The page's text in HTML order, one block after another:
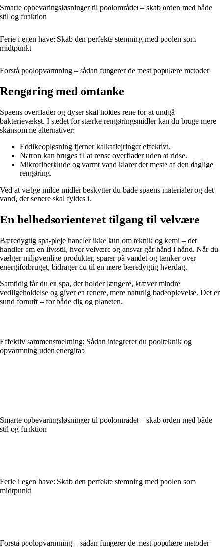
Smarte opbevaringsløsninger til poolområdet – skab orden med både
stil og funktion
Ferie i egen have: Skab den perfekte stemning med poolen som
midtpunkt
Forstå poolopvarmning – sådan fungerer de mest populære metoder
Rengøring med omtanke
Spaens overflader og dyser skal holdes rene for at undgå
bakterievækst. I stedet for stærke rengøringsmidler kan du bruge mere
skånsomme alternativer:
Eddikeopløsning fjerner kalkaflejringer effektivt.
Natron kan bruges til at rense overflader uden at ridse.
Mikrofiberklude og varmt vand klarer det meste af den daglige
rengøring.
Ved at vælge milde midler beskytter du både spaens materialer og det
vand, der senere skal fyldes i.
En helhedsorienteret tilgang til velvære
Bæredygtig spa-pleje handler ikke kun om teknik og kemi – det
handler om en livsstil, hvor velvære og ansvar går hånd i hånd. Når du
vælger miljøvenlige produkter, sparer på vandet og tænker over
energiforbruget, bidrager du til en mere bæredygtig hverdag.
Samtidig får du en spa, der holder længere, kræver mindre
vedligeholdelse og giver en renere, mere naturlig badeoplevelse. Det er
sund fornuft – for både dig og planeten.
Effektiv sammensmeltning: Sådan integrerer du poolteknik og
opvarmning uden energitab
Smarte opbevaringsløsninger til poolområdet – skab orden med både
stil og funktion
Ferie i egen have: Skab den perfekte stemning med poolen som
midtpunkt
Forstå poolopvarmning – sådan fungerer de mest populære metoder